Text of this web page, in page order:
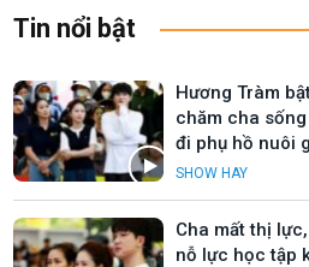
Tin nổi bật
Hương Tràm
chăm cha
đi phụ hồ nuôi
SHOW HAY
Cha mất thị
nỗ lực học tập